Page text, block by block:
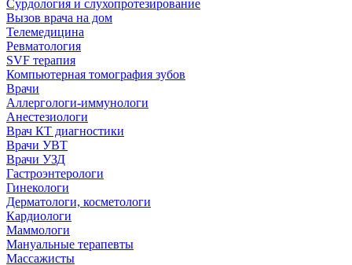
Сурдология и слухопротезирование
Вызов врача на дом
Телемедицина
Ревматология
SVF терапия
Компьютерная томография зубов
Врачи
Аллергологи-иммунологи
Анестезиологи
Врач КТ диагностики
Врачи УВТ
Врачи УЗД
Гастроэнтерологи
Гинекологи
Дерматологи, косметологи
Кардиологи
Маммологи
Мануальные терапевты
Массажисты